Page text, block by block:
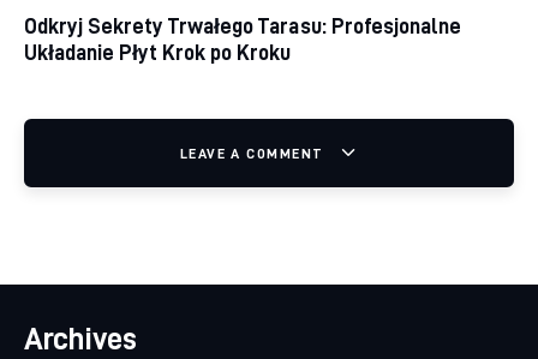
Odkryj Sekrety Trwałego Tarasu: Profesjonalne
Układanie Płyt Krok po Kroku
LEAVE A COMMENT
Archives